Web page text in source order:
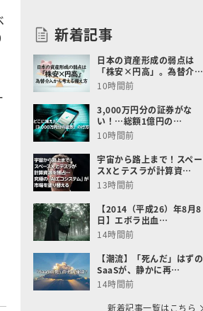
新着記事
日本の資産形成の弱点は
「株安×円高」。為替介…
10時間前
3,000万円分の証券がな
い！…総額1億円の…
10時間前
宇宙から路上まで！スペー
スXとテスラが計算資…
13時間前
【2014（平成26）年8月8
日】エボラ出血…
14時間前
【潮流】「死んだ」はずの
SaaSが、静かに再…
14時間前
新着記事一覧はこちら